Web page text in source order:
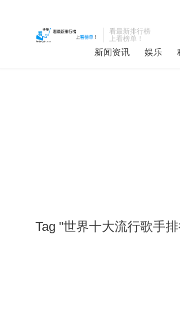
看最新排行榜
上看榜单！
新闻资讯 娱乐
Tag "世界十大流行歌手